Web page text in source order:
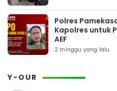
Polres
Kapolres untuk
AEF
2 minggu yang lalu
Y-OUR